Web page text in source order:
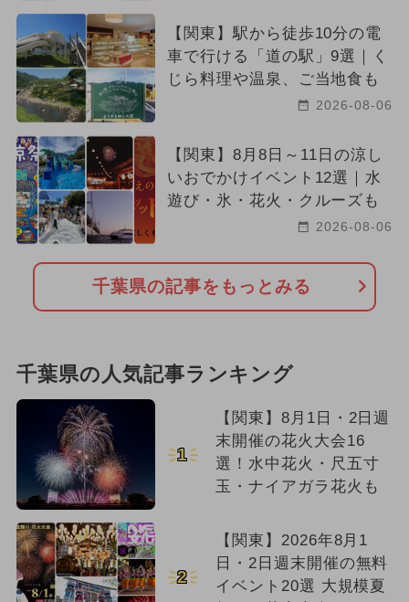
【関東】駅から徒歩10分の電
車で行ける「道の駅」9選｜く
じら料理や温泉、ご当地食も
2026-08-06
【関東】8月8日～11日の涼し
いおでかけイベント12選｜水
遊び・氷・花火・クルーズも
2026-08-06
千葉県の記事をもっとみる
千葉県の人気記事ランキング
1
【関東】8月1日・2日週
末開催の花火大会16
選！水中花火・尺五寸
玉・ナイアガラ花火も
2
【関東】2026年8月1
日・2日週末開催の無料
イベント20選 大規模夏